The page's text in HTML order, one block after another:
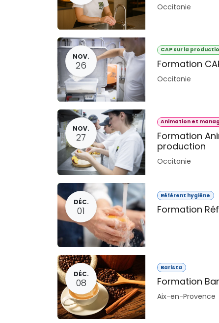
Occitanie
NOV.
26
CAP sur la
Formation
Occitanie
NOV.
27
Animation et
Formation
production
Occitanie
DÉC.
01
Référent hygiène
Formation
DÉC.
08
Barista
Formation
Aix-en-Provence